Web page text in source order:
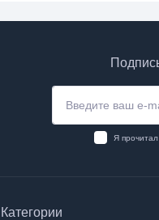
Я прочитал
Категории